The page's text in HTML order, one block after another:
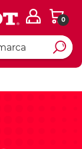
0
Ingresar Codigo